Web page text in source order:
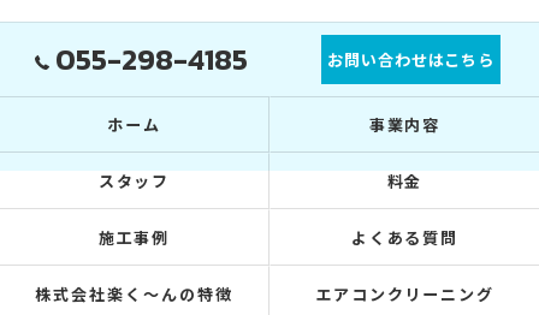
055-298-4185 お問い合わせはこちら
ホーム 事業内容
スタッフ 料金
施工事例 よくある質問
株式会社楽く～んの特徴 エアコンクリーニング